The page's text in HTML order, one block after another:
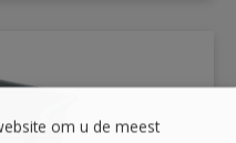
om u de meest